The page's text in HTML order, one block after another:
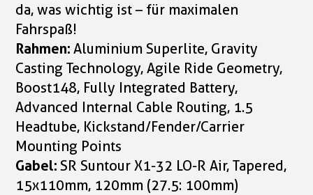
da, was wichtig ist – für maximalen
Fahrspaß!
Rahmen:Aluminium Superlite, Gravity
Casting Technology, Agile Ride Geometry,
Boost148, Fully Integrated Battery,
Advanced Internal Cable Routing, 1.5
Headtube, Kickstand/Fender/Carrier
Mounting Points
Gabel:SR Suntour X1-32 LO-R Air, Tapered,
15x110mm, 120mm (27.5: 100mm)